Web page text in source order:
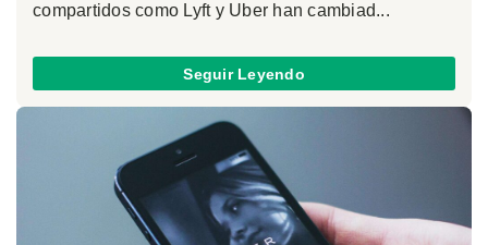
compartidos como Lyft y Uber han cambiad...
Seguir Leyendo